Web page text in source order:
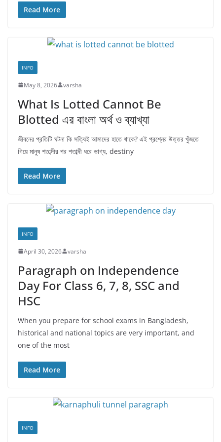
Read More
INFO
May 8, 2026 varsha
What Is Lotted Cannot Be
Blotted এর বাংলা অর্থ ও ব্যাখ্যা
জীবনের প্রতিটি ঘটনা কি সত্যিই আমাদের হাতে থাকে? এই প্রশ্নের উত্তর খুঁজতে
গিয়ে মানুষ শতাব্দীর পর শতাব্দী ধরে ভাগ্য, destiny
Read More
INFO
April 30, 2026 varsha
Paragraph on Independence
Day For Class 6, 7, 8, SSC and
HSC
When you prepare for school exams in Bangladesh,
historical and national topics are very important, and
one of the most
Read More
INFO